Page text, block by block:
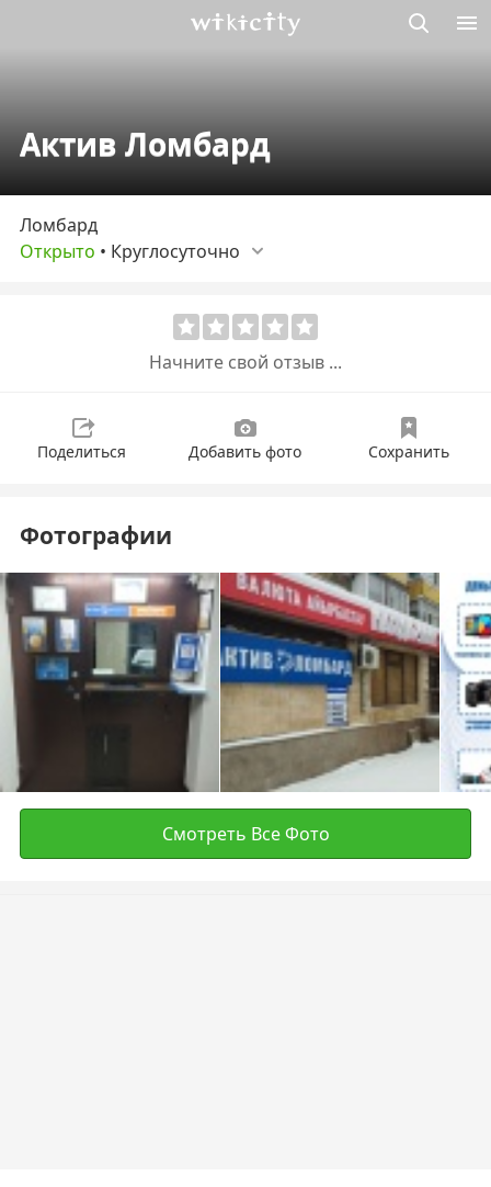
Актив Ломбард
Ломбард
Открыто • Круглосуточно
Начните свой отзыв ...
Поделиться Добавить фото Сохранить
Фотографии
Смотреть Все Фото